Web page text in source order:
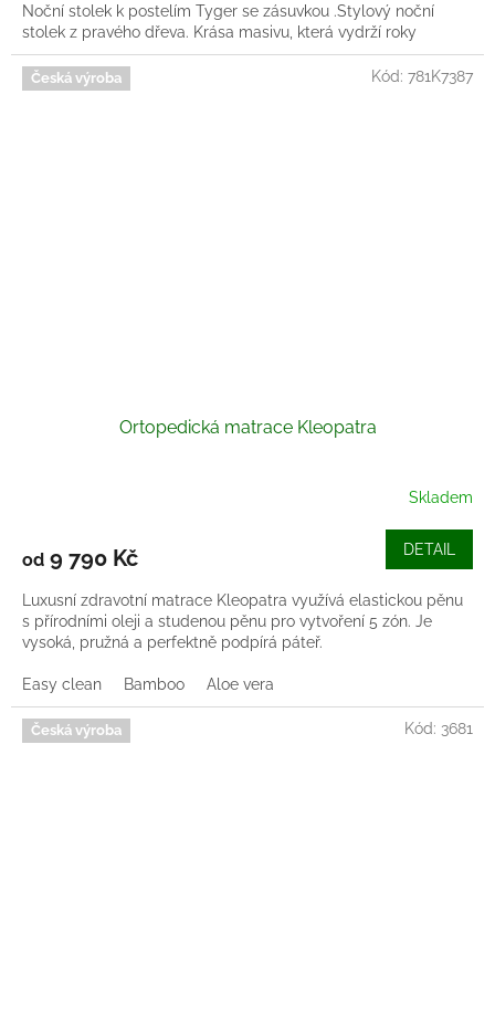
Noční stolek k postelím Tyger se zásuvkou .Stylový noční
stolek z pravého dřeva. Krása masivu, která vydrží roky
Česká výroba
Ortopedická matrace Kleopatra
Skladem
od 9 790 Kč DETAIL
Luxusní zdravotní matrace Kleopatra využívá elastickou pěnu
s přírodními oleji a studenou pěnu pro vytvoření 5 zón. Je
vysoká, pružná a perfektně podpírá páteř.
Easy clean Bamboo Aloe vera
Kód: 781K7387
Česká výroba Kód: 3681